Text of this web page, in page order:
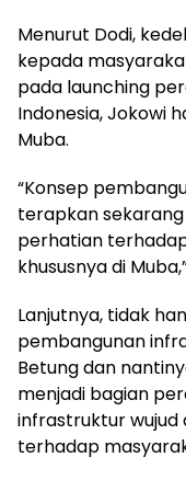
Menurut Dodi,
kepada
pada launching
Indonesia, Jokowi
Muba.
“Konsep
terapkan
perhatian
khususnya di
Lanjutnya, tidak
pembangunan
Betung dan
menjadi bagian
infrastruktur wujud
terhadap